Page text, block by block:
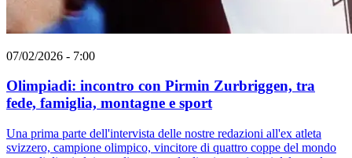
07/02/2026 - 7:00
Olimpiadi: incontro con Pirmin Zurbriggen, tra
fede, famiglia, montagne e sport
Una prima parte dell'intervista delle nostre redazioni all'ex atleta
svizzero, campione olimpico, vincitore di quattro coppe del mondo